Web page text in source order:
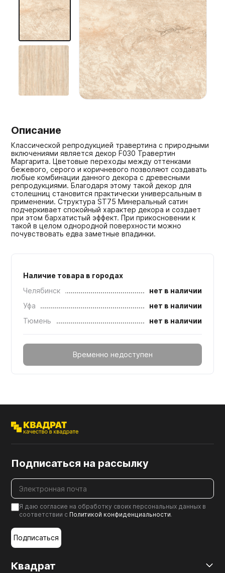
Мебельные образцы, каталоги
Описание
Классической репродукцией травертина с природными
включениями является декор F030 Травертин
Маргарита. Цветовые переходы между оттенками
бежевого, серого и коричневого позволяют создавать
любые комбинации данного декора с древесными
репродукциями. Благодаря этому такой декор для
столешниц становится практически универсальным в
применении. Структура ST75 Минеральный сатин
подчеркивает спокойный характер декора и создает
при этом бархатистый эффект. При прикосновении к
такой в целом однородной поверхности можно
почувствовать едва заметные впадинки.
Наличие товара в городах
Челябинск
нет в наличии
Уфа
нет в наличии
Тюмень
нет в наличии
Временно недоступен
Квадрат
Подписаться на рассылку
Я даю согласие на обработку своих персональных данных в
соответствии с Политикой конфиденциальности.
Подписаться